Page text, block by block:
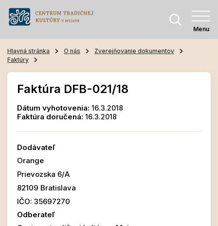
Menu
Hlavná stránka O nás
Zverejňovanie dokumentov
Faktúry
Faktúra DFB-021/18
Dátum vyhotovenia: 16.3.2018
Faktúra doručená: 16.3.2018
Dodávateľ
Orange
Prievozska 6/A
82109 Bratislava
IČO: 35697270
Odberateľ